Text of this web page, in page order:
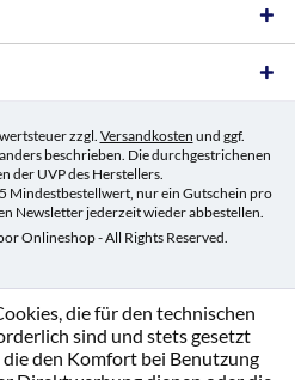
zzgl. Versandkosten und ggf.
beschrieben. Die durchgestrichenen
der UVP des Herstellers.
Mindestbestellwert, nur ein Gutschein pro
Newsletter jederzeit wieder abbestellen.
Onlineshop - All Rights Reserved.
die für den technischen
sind und stets gesetzt
den Komfort bei Benutzung